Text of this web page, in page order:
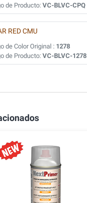
de Producto: VC-BLVC-CPQ
RED CMU
de Color Original : 1278
de Producto: VC-BLVC-1278